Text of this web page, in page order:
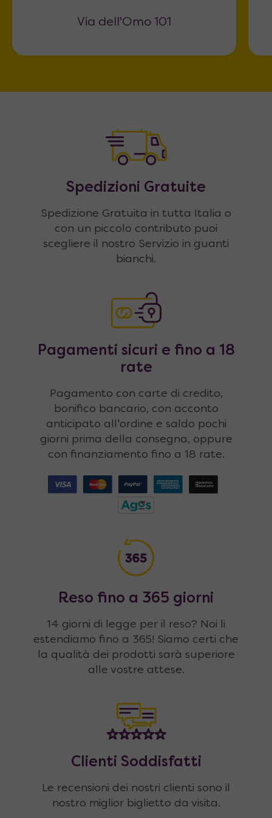
Via dell'Omo 101
Spedizioni Gratuite
Spedizione Gratuita in tutta Italia o
con un piccolo contributo puoi
scegliere il nostro Servizio in guanti
bianchi.
Pagamenti sicuri e fino a 18
rate
Pagamento con carte di credito,
bonifico bancario, con acconto
anticipato all'ordine e saldo pochi
giorni prima della consegna, oppure
con finanziamento fino a 18 rate.
Reso fino a 365 giorni
14 giorni di legge per il reso? Noi li
estendiamo fino a 365! Siamo certi che
la qualità dei prodotti sarà superiore
alle vostre attese.
Clienti Soddisfatti
Le recensioni dei nostri clienti sono il
nostro miglior biglietto da visita.